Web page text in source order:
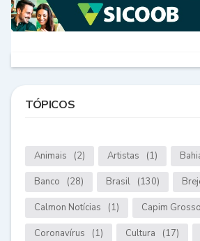
TÓPICOS
Animais (2) Artistas (1)
Banco (28) Brasil (130)
Calmon Notícias (1) Capim Grosso
Coronavírus (1) Cultura (17)